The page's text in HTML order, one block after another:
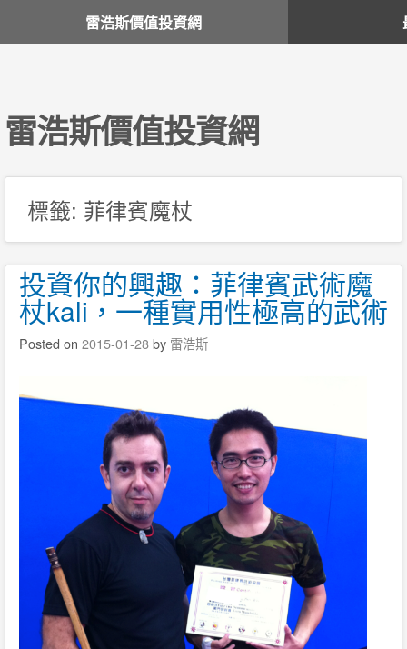
雷浩斯價值投資網
雷浩斯價值投資網
標籤: 菲律賓魔杖
投資你的興趣：菲律賓武術魔
杖kali，一種實用性極高的武術
Posted on 2015-01-28by 雷浩斯